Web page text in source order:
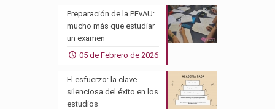
Preparación de la PEvAU:
mucho más que estudiar
un examen
05 de Febrero de 2026
El esfuerzo: la clave
silenciosa del éxito en los
estudios